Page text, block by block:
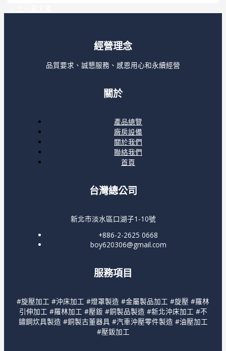
經營理念
品質要求、誠懇服務、感恩用心和永續經營
關於
產品總覽
廠房設備
關於我們
聯絡我們
首頁
台灣總公司
新北市淡水區口湖子1-10號
+886-2-2625 0668
boy620306@gmail.com
服務項目
#旋壓加工 #沖床加工 #燈罩製造 #金屬製品加工 #旋壓 #羅林
引伸加工 #羅林加工 #壓鈑 #銅製品製造 #新北沖床加工 #不
鏽鋼炊具製造 #銅製古董器具 #汽車沖壓零件製造 #油壓加工
#壓鈑加工